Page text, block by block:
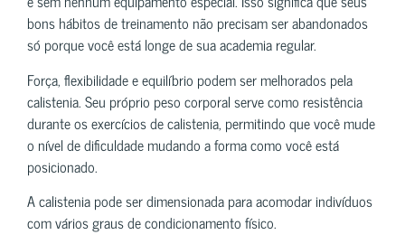
bons hábitos de treinamento não precisam ser abandonados
só porque você está longe de sua academia regular.
Força, flexibilidade e equilíbrio podem ser melhorados pela
calistenia. Seu próprio peso corporal serve como resistência
durante os exercícios de calistenia, permitindo que você mude
o nível de dificuldade mudando a forma como você está
posicionado.
A calistenia pode ser dimensionada para acomodar indivíduos
com vários graus de condicionamento físico.